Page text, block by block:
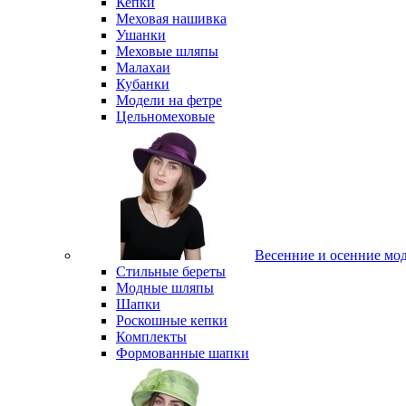
Меховая нашивка
Ушанки
Меховые шляпы
Малахаи
Кубанки
Модели на фетре
Цельномеховые
Весенние и осенние
Стильные береты
Модные шляпы
Шапки
Роскошные кепки
Комплекты
Формованные шапки